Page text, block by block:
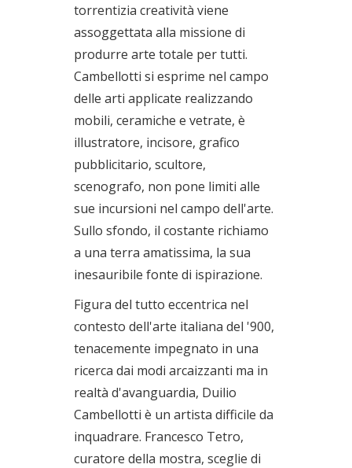
torrentizia creatività viene
assoggettata alla missione di
produrre arte totale per tutti.
Cambellotti si esprime nel campo
delle arti applicate realizzando
mobili, ceramiche e vetrate, è
illustratore, incisore, grafico
pubblicitario, scultore,
scenografo, non pone limiti alle
sue incursioni nel campo dell'arte.
Sullo sfondo, il costante richiamo
a una terra amatissima, la sua
inesauribile fonte di ispirazione.
Figura del tutto eccentrica nel
contesto dell'arte italiana del '900,
tenacemente impegnato in una
ricerca dai modi arcaizzanti ma in
realtà d'avanguardia, Duilio
Cambellotti è un artista difficile da
inquadrare. Francesco Tetro,
curatore della mostra, sceglie di